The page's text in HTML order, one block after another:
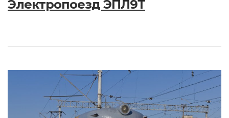
Электропоезд ЭПЛ9Т